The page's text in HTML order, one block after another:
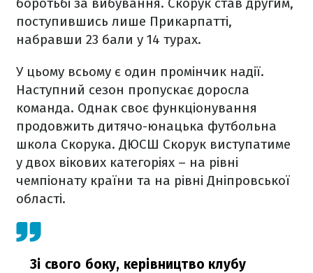
поступившись лише Прикарпатті,
набравши 23 бали у 14 турах.
У цьому всьому є один промінчик надії.
Наступний сезон пропускає доросла
команда. Однак своє функціонування
продовжить дитячо-юнацька футбольна
школа Скорука. ДЮСШ Скорук виступатиме
у двох вікових категоріях – на рівні
чемпіонату країни та на рівні Дніпровської
області.
Зі свого боку, керівництво клубу